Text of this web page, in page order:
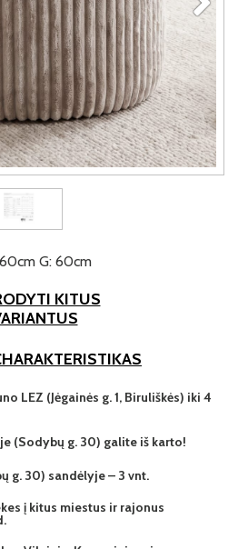
G: 60cm
KITUS
LEZ (Jėgainės g. 1, Biruliškės) iki 4
(Sodybų g. 30) galite iš karto!
g. 30) sandėlyje – 3 vnt.
į kitus miestus ir rajonus